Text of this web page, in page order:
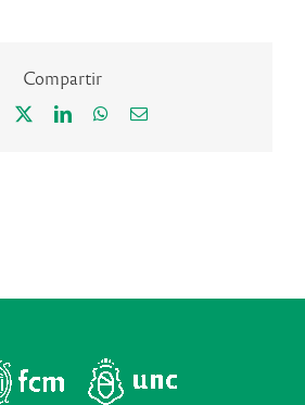
Compartir
Facebook LinkedInWhatsApp
Correo